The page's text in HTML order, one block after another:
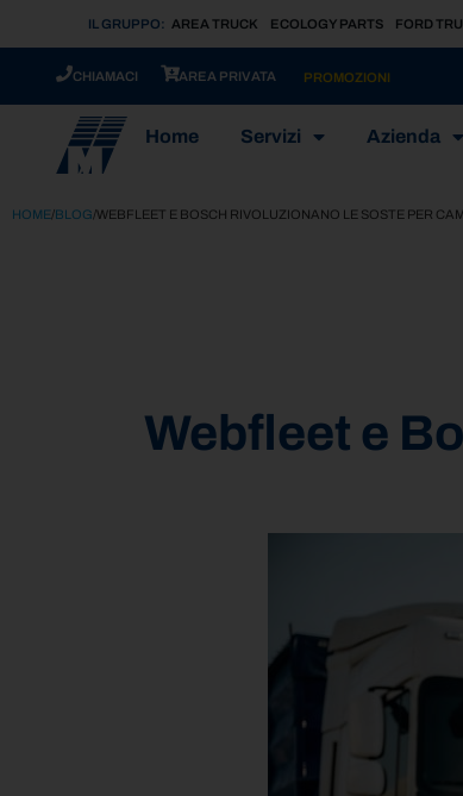
IL GRUPPO: AREA TRUCK ECOLOGY PARTS FORD
CHIAMACI AREA PRIVATA PROMOZIONI
Home Servizi Azienda
HOME/BLOG/WEBFLEET E BOSCH RIVOLUZIONANO LE SOSTE PER
Webfleet e